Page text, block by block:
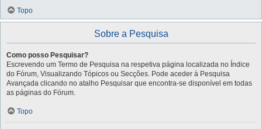
Topo
Sobre a Pesquisa
Como posso Pesquisar?
Escrevendo um Termo de Pesquisa na respetiva página localizada no Índice
do Fórum, Visualizando Tópicos ou Secções. Pode aceder à Pesquisa
Avançada clicando no atalho Pesquisar que encontra-se disponível em todas
as páginas do Fórum.
Topo